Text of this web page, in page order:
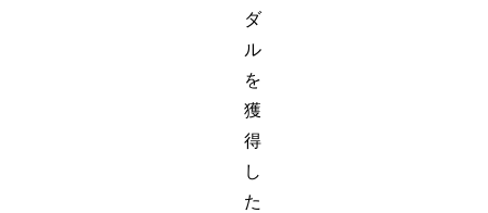
ダ
ル
を
獲
得
し
た